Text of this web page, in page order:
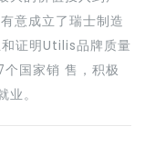
意成立了瑞士制造
证明Utilis品牌质量
国家销 售，积极
。